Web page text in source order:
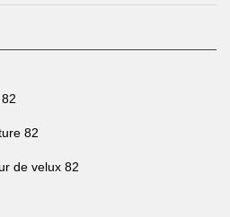
82
de velux 82